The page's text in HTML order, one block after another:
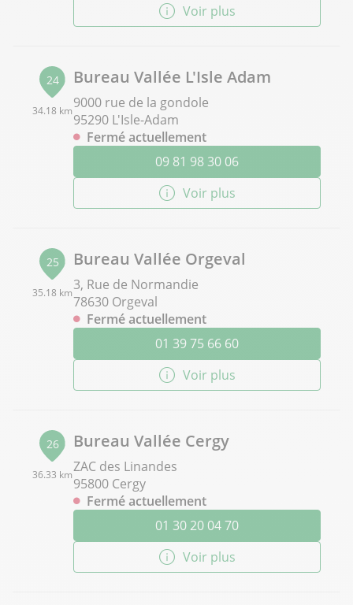
Voir plus
24
34.18 km
Bureau Vallée L'Isle Adam
9000 rue de la gondole
95290 L'Isle-Adam
Fermé actuellement
09 81 98 30 06
Voir plus
25
35.18 km
Bureau Vallée Orgeval
3, Rue de Normandie
78630 Orgeval
Fermé actuellement
01 39 75 66 60
Voir plus
26
36.33 km
Bureau Vallée Cergy
ZAC des Linandes
95800 Cergy
Fermé actuellement
01 30 20 04 70
Voir plus